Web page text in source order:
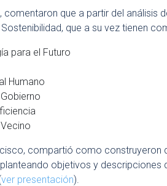
comentaron que a partir del análisis
que a su vez tienen
para el Futuro
Humano
compartió como
objetivos y
ver presentación).